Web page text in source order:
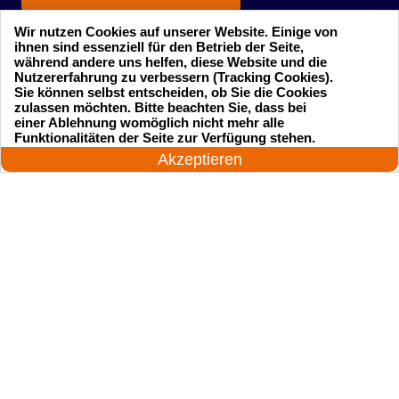
Startseite Einsatzgebiete
Preise
24 Stunden am Tag
Akzeptieren
Wir nutzen Cookies auf unserer Website. Einige von
ihnen sind essenziell für den Betrieb der Seite,
während andere uns helfen, diese Website und die
Nutzererfahrung zu verbessern (Tracking Cookies).
Sie können selbst entscheiden, ob Sie die Cookies
zulassen möchten. Bitte beachten Sie, dass bei
einer Ablehnung womöglich nicht mehr alle
Funktionalitäten der Seite zur Verfügung stehen.